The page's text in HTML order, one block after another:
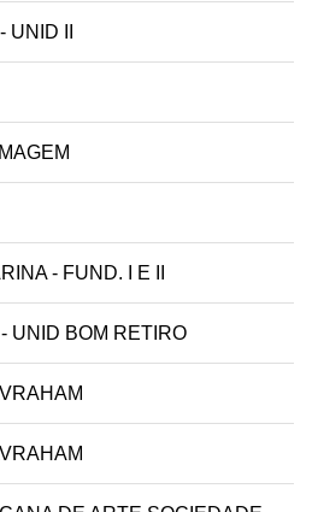
II
- FUND. I E II
UNID BOM RETIRO